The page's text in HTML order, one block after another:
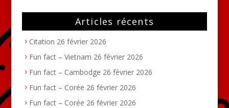
Articles récents
Citation 26 février 2026
Fun fact – Vietnam 26 février 2026
Fun fact – Cambodge 26 février 2026
Fun fact – Corée 26 février 2026
Fun fact – Corée 26 février 2026